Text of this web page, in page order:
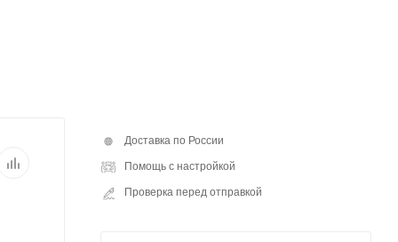
Доставка по России
Помощь с настройкой
Проверка перед отправкой